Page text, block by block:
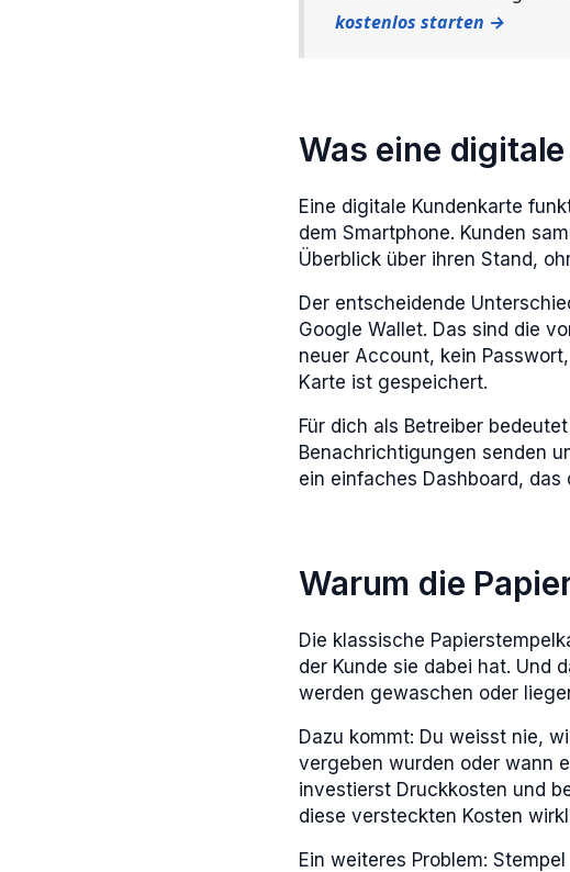
kostenlos starten →
Was eine
Eine digitale Kundenkarte
dem Smartphone. Kunden
Überblick über ihren Stand,
Der entscheidende
Google Wallet. Das sind die
neuer Account, kein
Karte ist gespeichert.
Für dich als Betreiber
Benachrichtigungen senden
ein einfaches Dashboard,
Warum die
Die klassische
der Kunde sie dabei hat. Und
werden gewaschen oder
Dazu kommt: Du weisst nie,
vergeben wurden oder wann
investierst Druckkosten und
diese versteckten Kosten
Ein weiteres Problem: